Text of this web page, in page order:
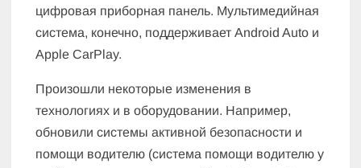
цифровая приборная панель. Мультимедийная
система, конечно, поддерживает Android Auto и
Apple CarPlay.
Произошли некоторые изменения в
технологиях и в оборудовании. Например,
обновили системы активной безопасности и
помощи водителю (система помощи водителю у